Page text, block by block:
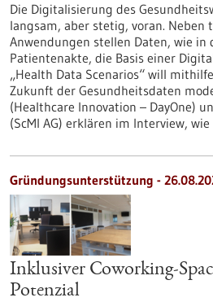
Die Digitalisierung des
langsam, aber stetig, voran. Neben
Anwendungen stellen Daten, wie in
Patientenakte, die Basis einer
„Health Data Scenarios“ will
Zukunft der Gesundheitsdaten
(Healthcare Innovation – DayOne)
(ScMI AG) erklären im Interview,
Gründungsunterstützung -
Inklusiver Coworking-
Potenzial